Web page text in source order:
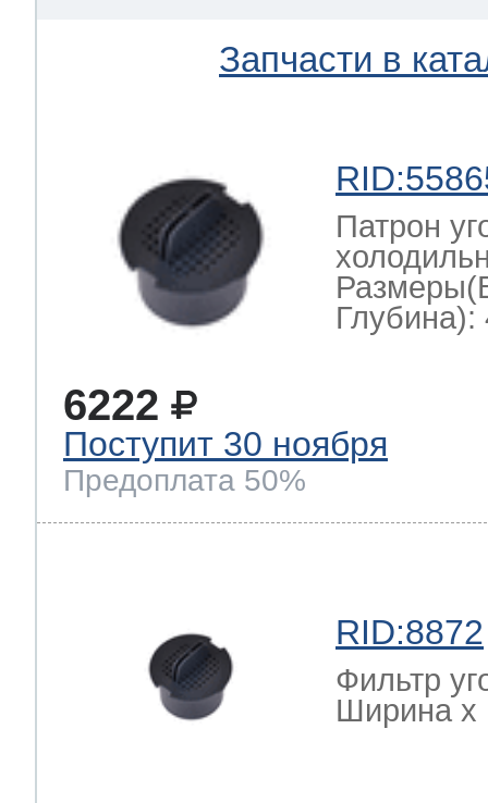
Запчасти в
Патрон
Глубина):
6222
Поступит 30 ноября
Предоплата 50%
RID:8872
Фильтр
Ширина х